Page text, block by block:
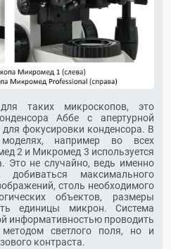
таких микроскопов, это
Аббе с апертурной
фокусировки конденсора. В
например во всех
2 и Микромед 3 используется
Это не случайно, ведь именно
максимального
столь необходимого
объектов, размеры
единицы микрон. Система
информативностью проводить
светлого поля, но и
контраста.